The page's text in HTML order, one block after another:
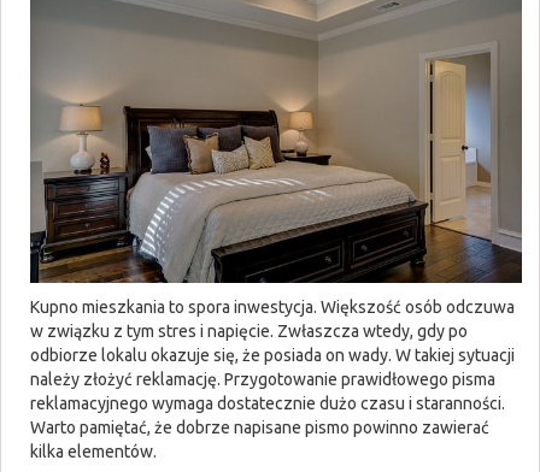
Kupno mieszkania to spora inwestycja. Większość osób odczuwa
w związku z tym stres i napięcie. Zwłaszcza wtedy, gdy po
odbiorze lokalu okazuje się, że posiada on wady. W takiej sytuacji
należy złożyć reklamację. Przygotowanie prawidłowego pisma
reklamacyjnego wymaga dostatecznie dużo czasu i staranności.
Warto pamiętać, że dobrze napisane pismo powinno zawierać
kilka elementów.